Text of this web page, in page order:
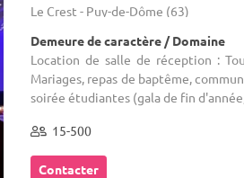
Le Crest - Puy-de-Dôme (63)
Demeure de caractère / Domaine
Location de salle de réception :
Mariages, repas de baptême,
soirée étudiantes (gala de fin
15-500
Contacter